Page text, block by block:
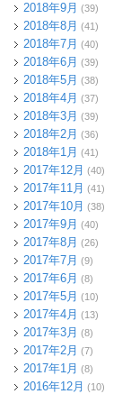
2018年9月 (39)
2018年8月 (41)
2018年7月 (40)
2018年6月 (39)
2018年5月 (38)
2018年4月 (37)
2018年3月 (39)
2018年2月 (36)
2018年1月 (41)
2017年12月 (40)
2017年11月 (41)
2017年10月 (38)
2017年9月 (40)
2017年8月 (26)
2017年7月 (9)
2017年6月 (8)
2017年5月 (10)
2017年4月 (13)
2017年3月 (8)
2017年2月 (7)
2017年1月 (8)
2016年12月 (10)